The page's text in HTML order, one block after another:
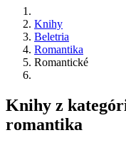
Knihy
Beletria
Romantika
Romantické
Knihy z
romantika